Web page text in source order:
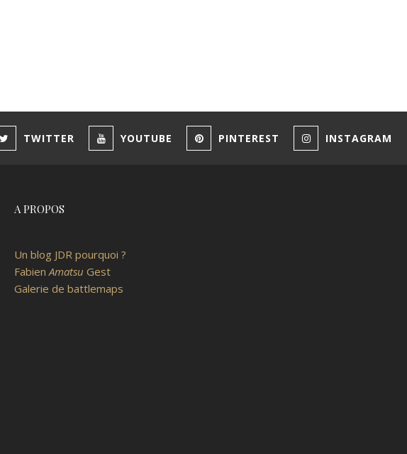
TWITTER YOUTUBE PINTEREST INSTAGRAM
A PROPOS
Un blog JDR pourquoi ?
FabienAmatsu Gest
Galerie de battlemaps